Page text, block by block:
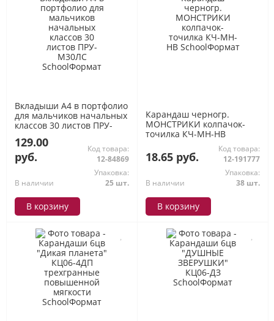
Вкладыши А4 в портфолио
для мальчиков начальных
классов 30 листов ПРУ-
129.00
руб.
Код товара:
12-84869
В наличии
Упаковка:
25 шт.
В корзину
Карандаш черногр.
МОНСТРИКИ колпачок-
точилка КЧ-МН-HB
18.65 руб.
Код товара:
12-191777
В наличии
Упаковка:
38 шт.
В корзину